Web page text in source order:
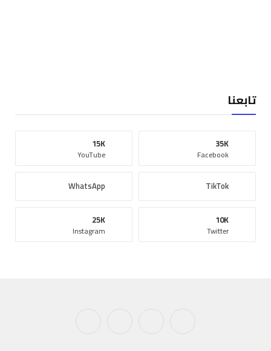
تابعنا
Facebook
35K
YouTube
15K
TikTok
WhatsApp
Twitter
10K
Instagram
25K